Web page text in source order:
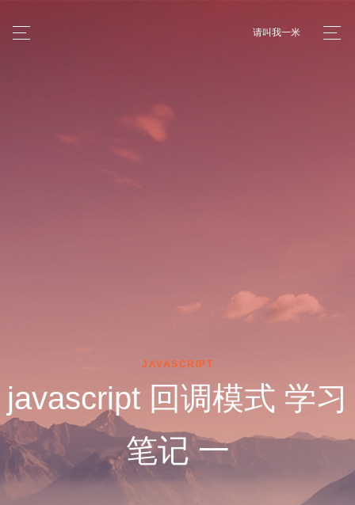
请叫我一米
JAVASCRIPT
javascript 回调模式 学习
笔记 一